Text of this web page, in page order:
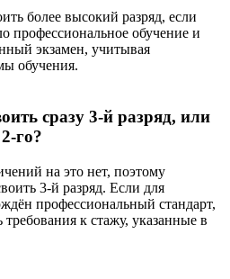
более высокий разряд, если
профессиональное обучение и
экзамен, учитывая
обучения.
сразу 3-й разряд, или
го?
на это нет, поэтому
3-й разряд. Если для
профессиональный стандарт,
требования к стажу, указанные в